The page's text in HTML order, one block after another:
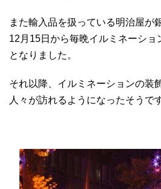
また輸入品を扱っている明治屋が
12月15日から毎晩イルミネーショ
となりました。
それ以降、イルミネーションの装
人々が訪れるようになったそうです